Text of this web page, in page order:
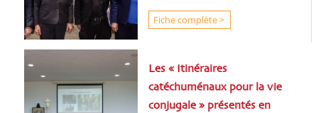
Fiche complète >
Les « Itinéraires
catéchuménaux pour la vie
conjugale » présentés en